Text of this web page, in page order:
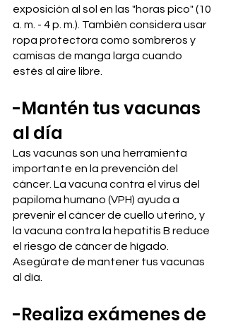
exposición al sol en las "horas pico" (10
a. m. - 4 p. m.). También considera usar
ropa protectora como sombreros y
camisas de manga larga cuando
estés al aire libre.
-Mantén tus vacunas
al día
Las vacunas son una herramienta
importante en la prevención del
cáncer. La vacuna contra el virus del
papiloma humano (VPH) ayuda a
prevenir el cáncer de cuello uterino, y
la vacuna contra la hepatitis B reduce
el riesgo de cáncer de hígado.
Asegúrate de mantener tus vacunas
al día.
-Realiza exámenes de